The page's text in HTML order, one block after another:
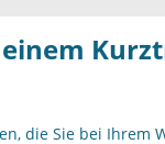
die Sie bei Ihrem